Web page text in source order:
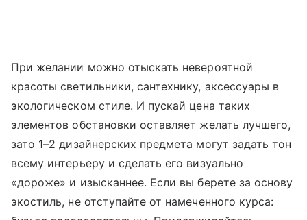
При желании можно отыскать невероятной
красоты светильники, сантехнику, аксессуары в
экологическом стиле. И пускай цена таких
элементов обстановки оставляет желать лучшего,
зато 1–2 дизайнерских предмета могут задать тон
всему интерьеру и сделать его визуально
«дороже» и изысканнее. Если вы берете за основу
экостиль, не отступайте от намеченного курса: